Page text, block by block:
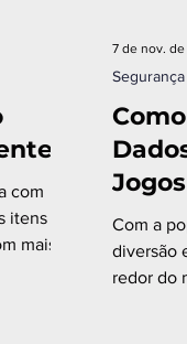
itens
mais
Com a
diversão
redor do
Segurança
7 de nov.